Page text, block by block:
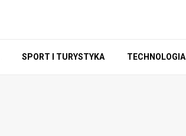
SPORT I TURYSTYKA TECHNOLOGIA